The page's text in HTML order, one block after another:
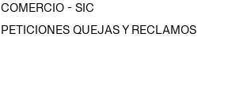
COMERCIO - SIC
PETICIONES QUEJAS Y RECLAMOS